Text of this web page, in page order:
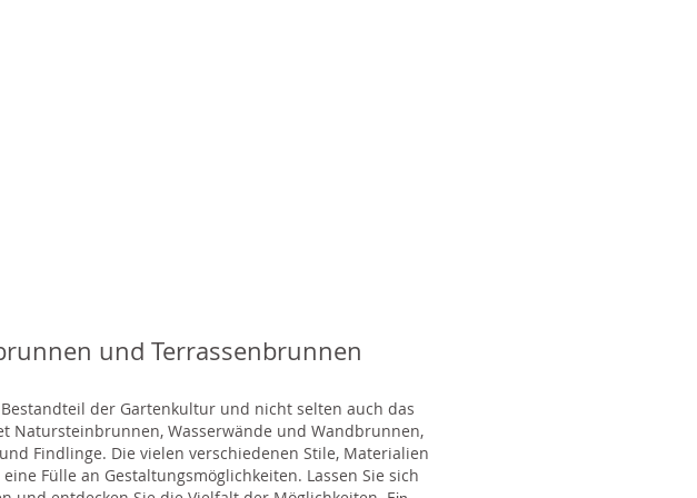
und Terrassenbrunnen
der Gartenkultur und nicht selten auch das
Natursteinbrunnen, Wasserwände und Wandbrunnen,
Findlinge. Die vielen verschiedenen Stile, Materialien
Fülle an Gestaltungsmöglichkeiten. Lassen Sie sich